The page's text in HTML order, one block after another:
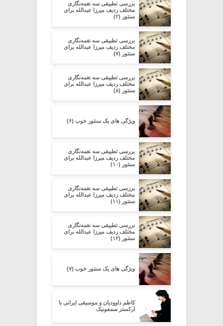
بررسی تطبیقی سه نغمه‌نگاری
مختلف ردیف میرزا عبدالله برای
سنتور (۲)
بررسی تطبیقی سه نغمه‌نگاری
مختلف ردیف میرزا عبدالله برای
سنتور (۷)
بررسی تطبیقی سه نغمه‌نگاری
مختلف ردیف میرزا عبدالله برای
سنتور (۸)
ویژگی های یک سنتور خوب (۶)
بررسی تطبیقی سه نغمه‌نگاری
مختلف ردیف میرزا عبدالله برای
سنتور (۱۰)
بررسی تطبیقی سه نغمه‌نگاری
مختلف ردیف میرزا عبدالله برای
سنتور (۱۱)
بررسی تطبیقی سه نغمه‌نگاری
مختلف ردیف میرزا عبدالله برای
سنتور (۱۲)
ویژگی های یک سنتور خوب (۷)
کاظم داوودیان و موسیقی ایرانی با
ارکستر سمفونیک